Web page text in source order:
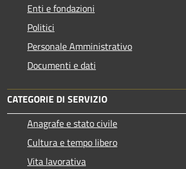
Enti e fondazioni
Politici
Personale Amministrativo
Documenti e dati
CATEGORIE DI SERVIZIO
Anagrafe e stato civile
Cultura e tempo libero
Vita lavorativa